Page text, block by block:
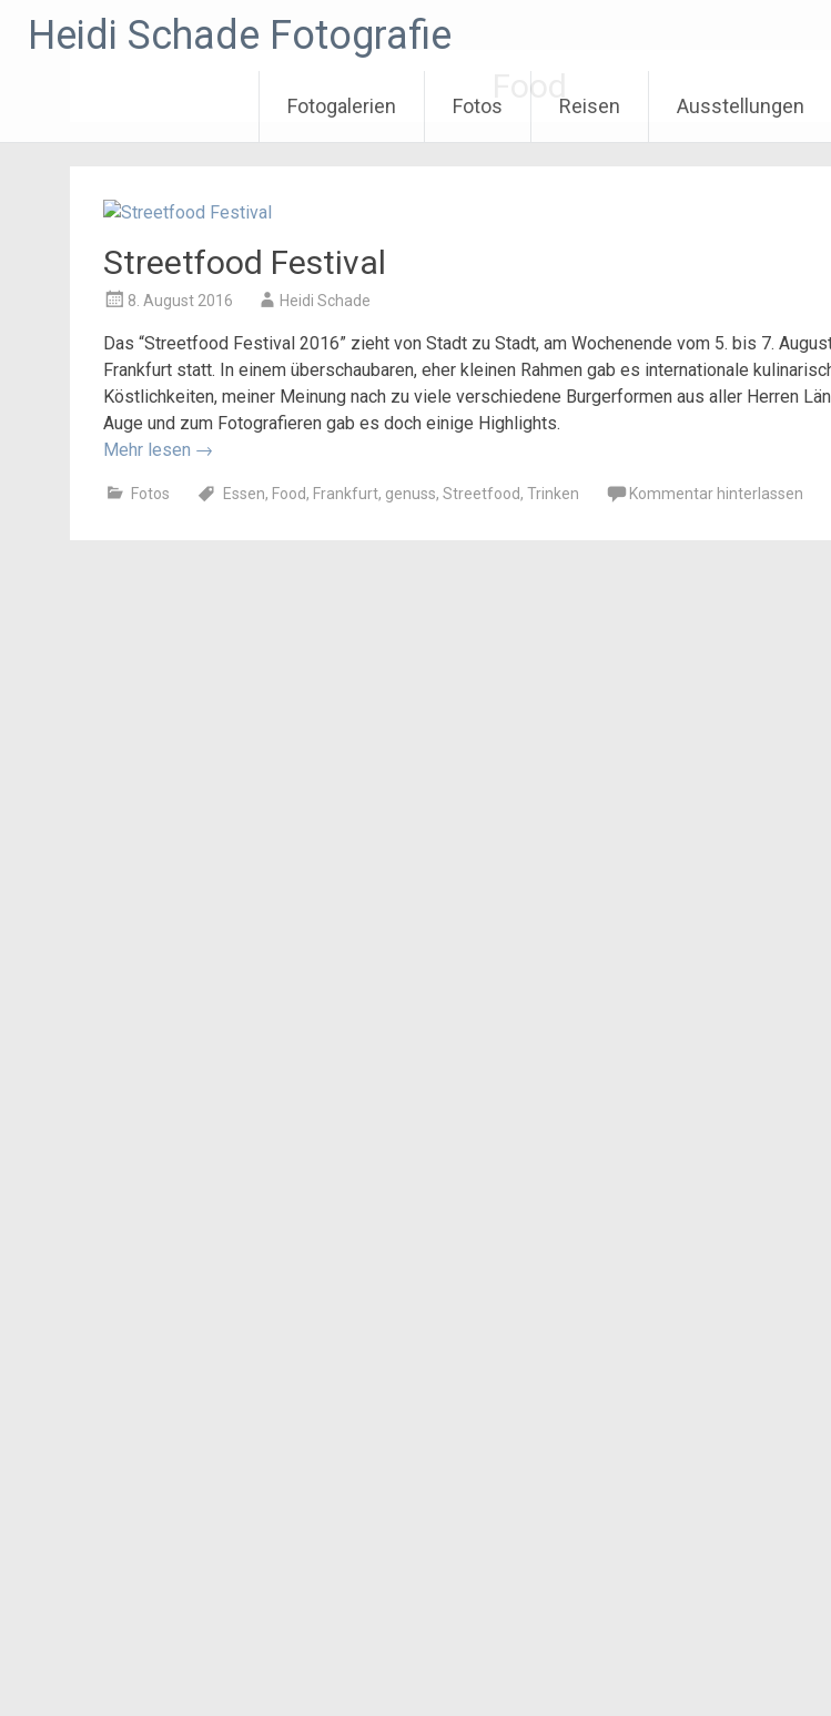
InhaltHeidi Schade Fotografie
Fotogalerien Fotos Reisen Ausstellungen
Streetfood Festival
8. August 2016 Heidi Schade
Das “Streetfood Festival 2016” zieht von Stadt zu Stadt, am Wochenende vom 5. bis 7.
Frankfurt statt. In einem überschaubaren, eher kleinen Rahmen gab es internationale
Köstlichkeiten, meiner Meinung nach zu viele verschiedene Burgerformen aus aller Herren
Auge und zum Fotografieren gab es doch einige Highlights.
Mehr lesen →
Fotos Essen, Food, Frankfurt, genuss, Streetfood, Trinken Kommentar hinterlassen